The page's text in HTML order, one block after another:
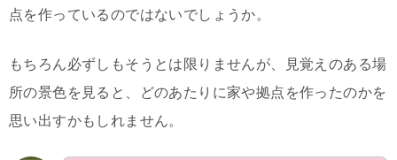
点を作っているのではないでしょうか。
もちろん必ずしもそうとは限りませんが、見覚えのある場
所の景色を見ると、どのあたりに家や拠点を作ったのかを
思い出すかもしれません。